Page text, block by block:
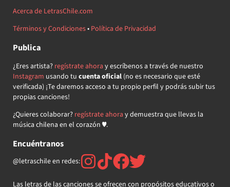
Acerca de LetrasChile.com
Términos y Condiciones• Política de Privacidad
Publica
¿Eres artista? regístrate ahora y escríbenos a través de nuestro
Instagram usando tu cuenta oficial(no es necesario que esté
verificada) ¡Te daremos acceso a tu propio perfil y podrás subir tus
propias canciones!
¿Quieres colaborar? regístrate ahora y demuestra que llevas la
música chilena en el corazón ♥.
Encuéntranos
@letraschile en redes:
Las letras de las canciones se ofrecen con propósitos educativos o